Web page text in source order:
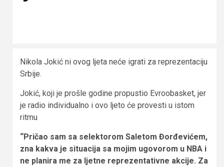
Nikola Jokić ni ovog ljeta neće igrati za reprezentaciju
Srbije.
Jokić, koji je prošle godine propustio Evroobasket, jer
je radio individualno i ovo ljeto će provesti u istom
ritmu
“Pričao sam sa selektorom Saletom Đorđevićem,
zna kakva je situacija sa mojim ugovorom u NBA i
ne planira me za ljetne reprezentativne akcije. Za